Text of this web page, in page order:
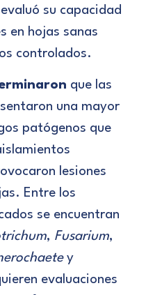
su capacidad
en hojas sanas
controlados.
que las
una mayor
patógenos que
lesiones
Entre los
se encuentran
, Fusarium,
y
evaluaciones